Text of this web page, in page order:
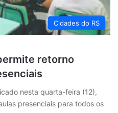
Cidades do RS
retorno
nesta quarta-feira (12),
presenciais para todos os